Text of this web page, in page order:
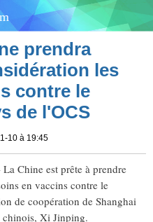
prendra
les
contre le
de l'OCS
10 à 19:45
Chine est prête à prendre
en vaccins contre le
de coopération de Shanghai
chinois, Xi Jinping.